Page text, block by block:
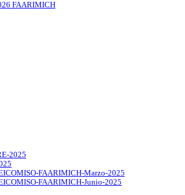
FAARIMICH
2025
FAARIMICH-Marzo-2025
FAARIMICH-Junio-2025